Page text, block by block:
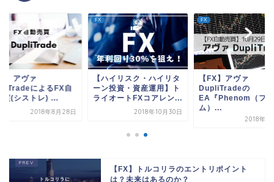
】アヴァ
によるFX自
買(シストレ) ...
2018年8月28日
FX
【ハイリスク・ハイリタ
ーン投資・資産運用】ト
ライオートFXコアレン...
2018年10月30日
FX
【FX】アヴァ
DupliTradeの
EA『Phenom（フ
ム）...
2018年11
【FX】トルコリラのエントリポイント
は？未来はあるのか？